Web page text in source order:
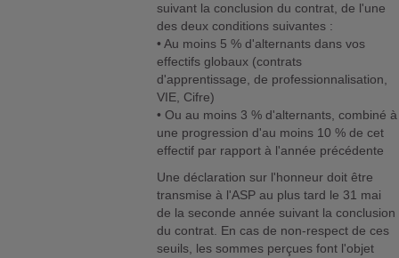
suivant la conclusion du contrat, de l'une
des deux conditions suivantes :
• Au moins 5 % d'alternants dans vos
effectifs globaux (contrats
d'apprentissage, de professionnalisation,
VIE, Cifre)
• Ou au moins 3 % d'alternants, combiné à
une progression d'au moins 10 % de cet
effectif par rapport à l'année précédente
Une déclaration sur l'honneur doit être
transmise à l'ASP au plus tard le 31 mai
de la seconde année suivant la conclusion
du contrat. En cas de non-respect de ces
seuils, les sommes perçues font l'objet